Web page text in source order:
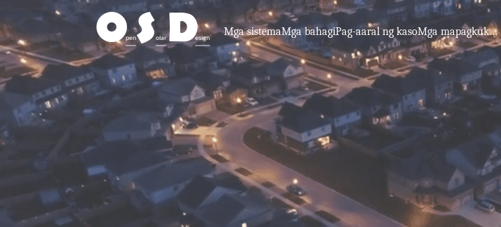
OpenSolar Design
Mga sistemaMga bahagiPag-aaral ng kaso Mga mapagkukunan ng pag-aaral